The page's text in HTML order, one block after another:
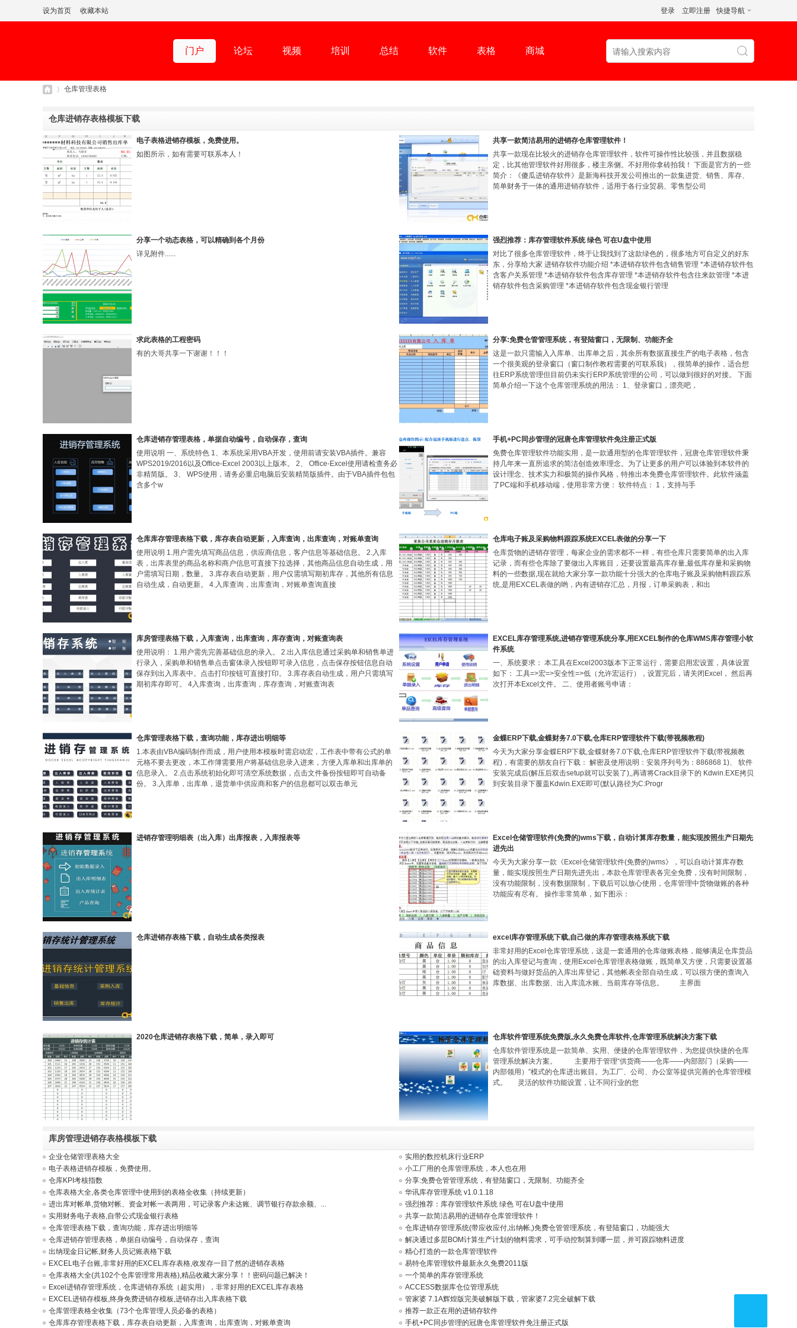
设为首页 收藏本站 快捷导航
登录 立即注册
门户 论坛 视频 培训 总结 软件 表格 商城
仓 ›
仓库管理表格
仓库进销存表格模板下载
电子表格进销存模板，免费使用。
如图所示，如有需要可联系本人！
分享一个动态表格，可以精确到各个月份
详见附件......
求此表格的工程密码
有的大哥共享一下谢谢！！！
仓库进销存管理表格，单据自动编号，自动保存，查询
使用说明 一、系统特色 1、本系统采用VBA开发，使用前请安装VBA插件。兼容
WPS2019/2016以及Office-Excel 2003以上版本。 2、 Office-Excel使用请检查务必
非精简版。 3、 WPS使用，请务必重启电脑后安装精简版插件。由于VBA插件包包
含多个w
仓库库存管理表格下载，库存表自动更新，入库查询，出库查询，对账单查询
使用说明 1.用户需先填写商品信息，供应商信息，客户信息等基础信息。 2.入库
表，出库表里的商品名称和商户信息可直接下拉选择，其他商品信息自动生成，用
户需填写日期，数量。 3.库存表自动更新，用户仅需填写期初库存，其他所有信息
自动生成，自动更新。 4.入库查询，出库查询，对账单查询直接
库房管理表格下载，入库查询，出库查询，库存查询，对账查询表
使用说明： 1.用户需先完善基础信息的录入。 2.出入库信息通过采购单和销售单进
行录入，采购单和销售单点击窗体录入按钮即可录入信息，点击保存按钮信息自动
保存到出入库表中。点击打印按钮可直接打印。 3.库存表自动生成，用户只需填写
期初库存即可。 4入库查询，出库查询，库存查询，对账查询表
仓库管理表格下载，查询功能，库存进出明细等
1.本表由VBA编码制作而成，用户使用本模板时需启动宏，工作表中带有公式的单
元格不要去更改，本工作簿需要用户将基础信息录入进来，方便入库单和出库单的
信息录入。 2.点击系统初始化即可清空系统数据，点击文件备份按钮即可自动备
份。 3.入库单，出库单，退货单中供应商和客户的信息都可以双击单元
进销存管理明细表（出入库）出库报表，入库报表等
仓库进销存表格下载，自动生成各类报表
2020仓库进销存表格下载，简单，录入即可
共享一款简洁易用的进销存仓库管理软件！
共享一款现在比较火的进销存仓库管理软件，软件可操作性比较强，并且数据稳
定，比其他管理软件好用很多，楼主亲侧。不好用你拿砖拍我！ 下面是官方的一些
简介：《傻瓜进销存软件》是新海科技开发公司推出的一款集进货、销售、库存、
简单财务于一体的通用进销存软件，适用于各行业贸易、零售型公司
强烈推荐：库存管理软件系统 绿色 可在U盘中使用
对比了很多仓库管理软件，终于让我找到了这款绿色的，很多地方可自定义的好东
东，分享给大家 进销存软件功能介绍 *本进销存软件包含销售管理 *本进销存软件包
含客户关系管理 *本进销存软件包含库存管理 *本进销存软件包含往来款管理 *本进
销存软件包含采购管理 *本进销存软件包含现金银行管理
分享:免费仓管管理系统，有登陆窗口，无限制、功能齐全
这是一款只需输入入库单、出库单之后，其余所有数据直接生产的电子表格，包含
一个很美观的登录窗口（窗口制作教程需要的可联系我），很简单的操作，适合想
往ERP系统管理但目前仍未实行ERP系统管理的公司，可以做到很好的对接。 下面
简单介绍一下这个仓库管理系统的用法： 1、登录窗口，漂亮吧，
手机+PC同步管理的冠唐仓库管理软件免注册正式版
免费仓库管理软件功能实用，是一款通用型的仓库管理软件，冠唐仓库管理软件秉
持几年来一直所追求的简洁创造效率理念。为了让更多的用户可以体验到本软件的
设计理念、技术实力和极简的操作风格，特推出本免费仓库管理软件。此软件涵盖
了PC端和手机移动端，使用非常方便： 软件特点： 1，支持与手
仓库电子账及采购物料跟踪系统EXCEL表做的分享一下
仓库货物的进销存管理，每家企业的需求都不一样，有些仓库只需要简单的出入库
记录，而有些仓库除了要做出入库账目，还要设置最高库存量,最低库存量和采购物
料的一些数据,现在就给大家分享一款功能十分强大的仓库电子账及采购物料跟踪系
统,是用EXCEL表做的哟，内有进销存汇总，月报，订单采购表，和出
EXCEL库存管理系统,进销存管理系统分享,用EXCEL制作的仓库WMS库存管理小软
件系统
一、系统要求： 本工具在Excel2003版本下正常运行，需要启用宏设置，具体设置
如下： 工具=>宏=>安全性=>低（允许宏运行），设置完后，请关闭Excel， 然后再
次打开本Excel文件。 二、使用者账号申请：
金蝶ERP下载,金蝶财务7.0下载,仓库ERP管理软件下载(带视频教程)
今天为大家分享金蝶ERP下载,金蝶财务7.0下载,仓库ERP管理软件下载(带视频教
程)，有需要的朋友自行下载： 解密及使用说明：安装序列号为：886868 1)、 软件
安装完成后(解压后双击setup就可以安装了),,再请将Crack目录下的 Kdwin.EXE拷贝
到安装目录下覆盖Kdwin.EXE即可(默认路径为C:Progr
Excel仓储管理软件(免费的)wms下载，自动计算库存数量，能实现按照生产日期先
进先出
今天为大家分享一款《Excel仓储管理软件(免费的)wms》，可以自动计算库存数
量，能实现按照生产日期先进先出，本款仓库管理表各完全免费，没有时间限制，
没有功能限制，没有数据限制，下载后可以放心使用，仓库管理中货物做账的各种
功能应有尽有。 操作非常简单，如下图示：
excel库存管理系统下载,自己做的库存管理表格系统下载
非常好用的Excel仓库管理系统，这是一套通用的仓库做账表格，能够满足仓库货品
的出入库登记与查询，使用Excel仓库管理表格做账，既简单又方便，只需要设置基
础资料与做好货品的入库出库登记，其他帐表全部自动生成，可以很方便的查询入
库数据、出库数据、出入库流水账、当前库存等信息。 主界面
仓库软件管理系统免费版,永久免费仓库软件,仓库管理系统解决方案下载
仓库软件管理系统是一款简单、实用、便捷的仓库管理软件，为您提供快捷的仓库
管理系统解决方案。 主要用于管理“供货商——仓库——内部部门（采购——
内部领用）”模式的仓库进出账目。为工厂、公司、办公室等提供完善的仓库管理模
式。 灵活的软件功能设置，让不同行业的您
库房管理进销存表格模板下载
企业仓储管理表格大全
电子表格进销存模板，免费使用。
仓库KPI考核指数
仓库表格大全,各类仓库管理中使用到的表格全收集（持续更新）
进出库对帐单,货物对帐、资金对帐一表两用，可记录客户未达账、调节银行存款余额、...
实用财务电子表格,自带公式现金银行表格
仓库管理表格下载，查询功能，库存进出明细等
仓库进销存管理表格，单据自动编号，自动保存，查询
出纳现金日记帐,财务人员记账表格下载
EXCEL电子台账,非常好用的EXCEL库存表格,收发存一目了然的进销存表格
仓库表格大全(共102个仓库管理常用表格),精品收藏大家分享！！密码问题已解决！
Excel进销存管理系统，仓库进销存系统（超实用），非常好用的EXCEL库存表格
EXCEL进销存模板,终身免费进销存模板,进销存出入库表格下载
仓库管理表格全收集（73个仓库管理人员必备的表格）
仓库库存管理表格下载，库存表自动更新，入库查询，出库查询，对账单查询
实用的数控机床行业ERP
小工厂用的仓库管理系统，本人也在用
分享:免费仓管管理系统，有登陆窗口，无限制、功能齐全
华讯库存管理系统 v1.0.1.18
强烈推荐：库存管理软件系统 绿色 可在U盘中使用
共享一款简洁易用的进销存仓库管理软件！
仓库进销存管理系统(带应收应付,出纳帐,)免费仓管管理系统，有登陆窗口，功能强大
解决通过多层BOM计算生产计划的物料需求，可手动控制算到哪一层，并可跟踪物料进度
精心打造的一款仓库管理软件
易特仓库管理软件最新永久免费2011版
一个简单的库存管理系统
ACCESS数据库仓位管理系统
管家婆 7.1A辉煌版完美破解版下载，管家婆7.2完全破解下载
推荐一款正在用的进销存软件
手机+PC同步管理的冠唐仓库管理软件免注册正式版